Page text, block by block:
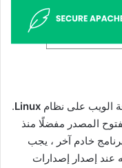
الويب على نظام Linux
.
المصدر مفضلًا منذ
خادم آخر ، يجب
عند إصدار إصدارات